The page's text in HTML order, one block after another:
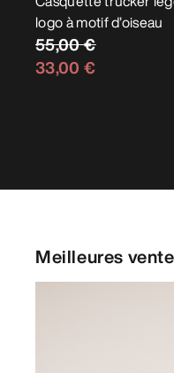
logo à motif d’oiseau
55,00 €
33,00 €
Meilleures